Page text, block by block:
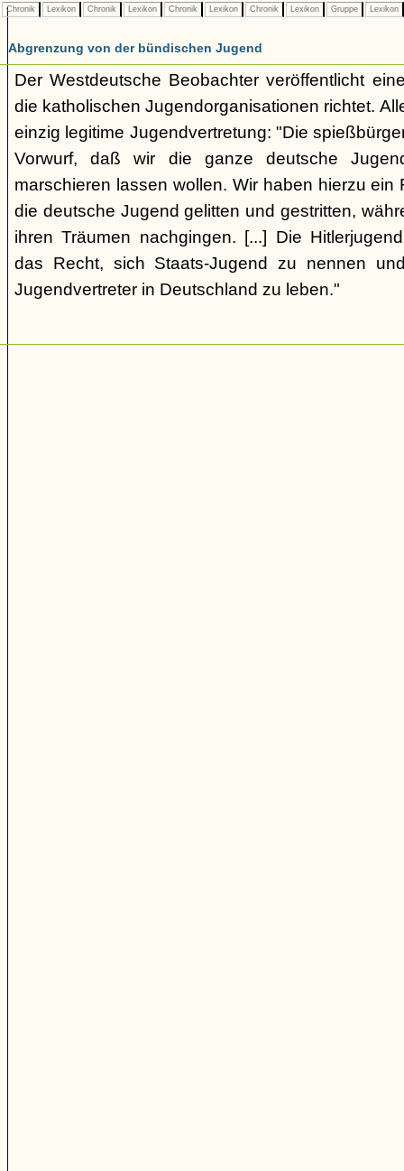
Chronik Lexikon Chronik Lexikon Chronik Lexikon Chronik Lexikon Gruppe Lexikon
Abgrenzung von der bündischen Jugend
Der Westdeutsche Beobachter veröffentlicht
die katholischen Jugendorganisationen richtet.
einzig legitime Jugendvertretung: "Die
Vorwurf, daß wir die ganze deutsche
marschieren lassen wollen. Wir haben hierzu ein
die deutsche Jugend gelitten und gestritten,
ihren Träumen nachgingen. [...] Die
das Recht, sich Staats-Jugend zu nennen
Jugendvertreter in Deutschland zu leben."